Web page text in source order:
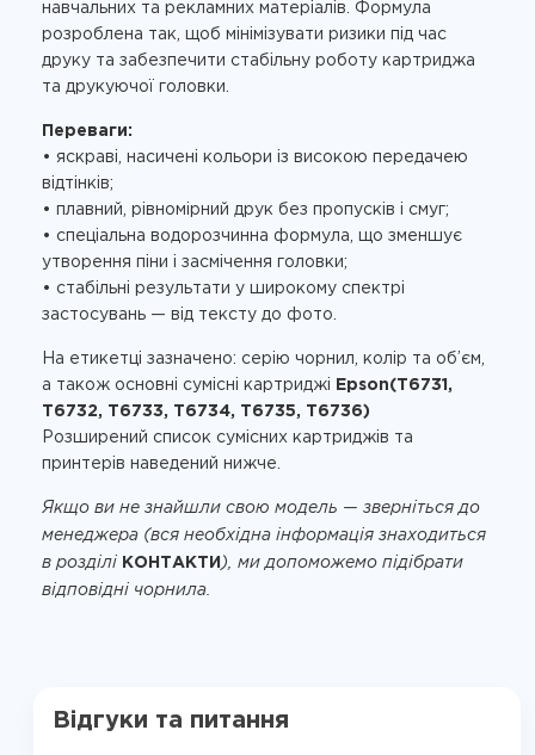
навчальних та рекламних матеріалів. Формула
розроблена так, щоб мінімізувати ризики під час
друку та забезпечити стабільну роботу картриджа
та друкуючої головки.
Переваги:
• яскраві, насичені кольори із високою передачею
відтінків;
• плавний, рівномірний друк без пропусків і смуг;
• спеціальна водорозчинна формула, що зменшує
утворення піни і засмічення головки;
• стабільні результати у широкому спектрі
застосувань — від тексту до фото.
На етикетці зазначено: серію чорнил, колір та об’єм,
а також основні сумісні картриджі
Epson(T6731,
T6732, T6733, T6734, T6735, T6736)
Розширений список сумісних картриджів та
принтерів наведений нижче.
Якщо ви не знайшли свою модель — зверніться до
менеджера (вся необхідна інформація знаходиться
в розділі КОНТАКТИ ), ми допоможемо підібрати
відповідні чорнила.
Відгуки та питання